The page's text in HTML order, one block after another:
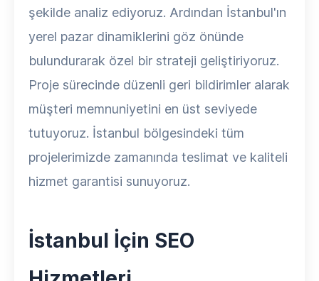
şekilde analiz ediyoruz. Ardından İstanbul'ın
yerel pazar dinamiklerini göz önünde
bulundurarak özel bir strateji geliştiriyoruz.
Proje sürecinde düzenli geri bildirimler alarak
müşteri memnuniyetini en üst seviyede
tutuyoruz. İstanbul bölgesindeki tüm
projelerimizde zamanında teslimat ve kaliteli
hizmet garantisi sunuyoruz.
İstanbul İçin SEO